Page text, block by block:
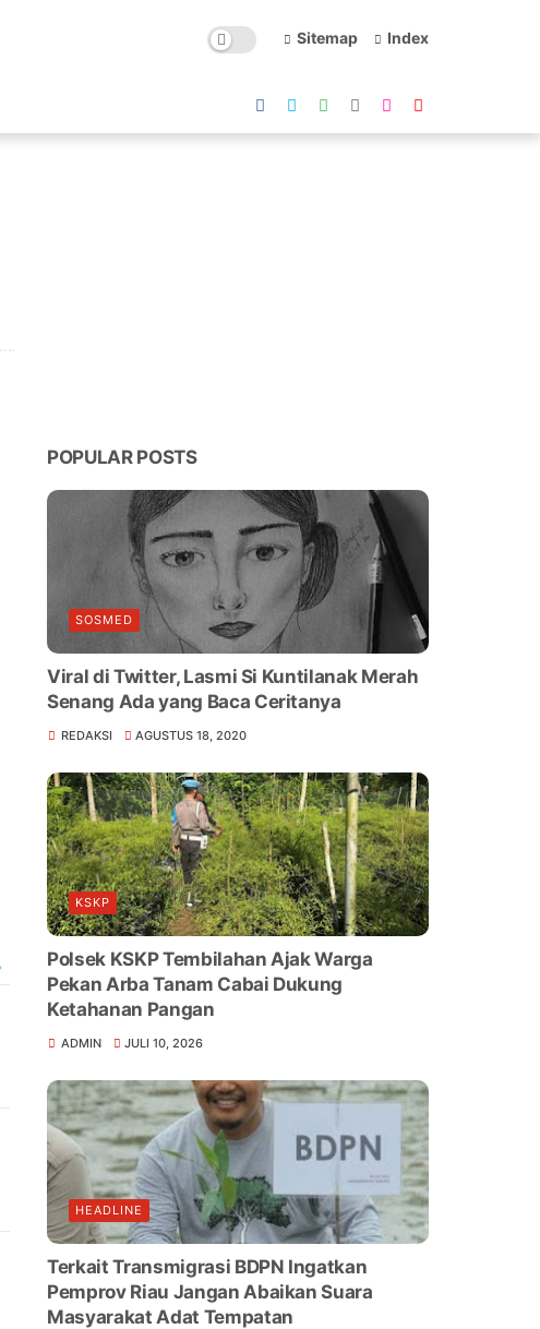
Sitemap Index
POPULAR POSTS
SOSMED
Viral di Twitter, Lasmi Si Kuntilanak Merah
Senang Ada yang Baca Ceritanya
REDAKSI AGUSTUS 18, 2020
KSKP
Polsek KSKP Tembilahan Ajak Warga
Pekan Arba Tanam Cabai Dukung
Ketahanan Pangan
ADMIN JULI 10, 2026
HEADLINE
Terkait Transmigrasi BDPN Ingatkan
Pemprov Riau Jangan Abaikan Suara
Masyarakat Adat Tempatan